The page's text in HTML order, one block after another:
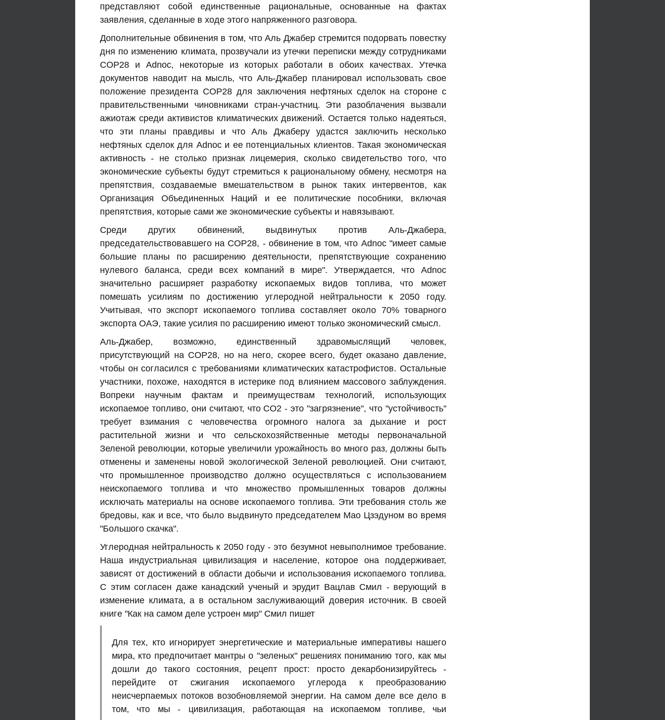
представляют собой единственные рациональные, основанные на фактах
заявления, сделанные в ходе этого напряженного разговора.
Дополнительные обвинения в том, что Аль Джабер стремится подорвать повестку
дня по изменению климата, прозвучали из утечки переписки между сотрудниками
COP28 и Adnoc, некоторые из которых работали в обоих качествах. Утечка
документов наводит на мысль, что Аль-Джабер планировал использовать свое
положение президента COP28 для заключения нефтяных сделок на стороне с
правительственными чиновниками стран-участниц. Эти разоблачения вызвали
ажиотаж среди активистов климатических движений. Остается только надеяться,
что эти планы правдивы и что Аль Джаберу удастся заключить несколько
нефтяных сделок для Adnoc и ее потенциальных клиентов. Такая экономическая
активность - не столько признак лицемерия, сколько свидетельство того, что
экономические субъекты будут стремиться к рациональному обмену, несмотря на
препятствия, создаваемые вмешательством в рынок таких интервентов, как
Организация Объединенных Наций и ее политические пособники, включая
препятствия, которые сами же экономические субъекты и навязывают.
Среди других обвинений, выдвинутых против Аль-Джабера,
председательствовавшего на COP28, - обвинение в том, что Adnoc "имеет самые
большие планы по расширению деятельности, препятствующие сохранению
нулевого баланса, среди всех компаний в мире". Утверждается, что Adnoc
значительно расширяет разработку ископаемых видов топлива, что может
помешать усилиям по достижению углеродной нейтральности к 2050 году.
Учитывая, что экспорт ископаемого топлива составляет около 70% товарного
экспорта ОАЭ, такие усилия по расширению имеют только экономический смысл.
Аль-Джабер, возможно, единственный здравомыслящий человек,
присутствующий на COP28, но на него, скорее всего, будет оказано давление,
чтобы он согласился с требованиями климатических катастрофистов. Остальные
участники, похоже, находятся в истерике под влиянием массового заблуждения.
Вопреки научным фактам и преимуществам технологий, использующих
ископаемое топливо, они считают, что CO2 - это "загрязнение", что "устойчивость"
требует взимания с человечества огромного налога за дыхание и рост
растительной жизни и что сельскохозяйственные методы первоначальной
Зеленой революции, которые увеличили урожайность во много раз, должны быть
отменены и заменены новой экологической Зеленой революцией. Они считают,
что промышленное производство должно осуществляться с использованием
неископаемого топлива и что множество промышленных товаров должны
исключать материалы на основе ископаемого топлива. Эти требования столь же
бредовы, как и все, что было выдвинуто председателем Мао Цзэдуном во время
"Большого скачка".
Углеродная нейтральность к 2050 году - это безумноt невыполнимое требование.
Наша индустриальная цивилизация и население, которое она поддерживает,
зависят от достижений в области добычи и использования ископаемого топлива.
С этим согласен даже канадский ученый и эрудит Вацлав Смил - верующий в
изменение климата, а в остальном заслуживающий доверия источник. В своей
книге "Как на самом деле устроен мир" Смил пишет
Для тех, кто игнорирует энергетические и материальные императивы нашего
мира, кто предпочитает мантры о "зеленых" решениях пониманию того, как мы
дошли до такого состояния, рецепт прост: просто декарбонизируйтесь -
перейдите от сжигания ископаемого углерода к преобразованию
неисчерпаемых потоков возобновляемой энергии. На самом деле все дело в
том, что мы - цивилизация, работающая на ископаемом топливе, чьи